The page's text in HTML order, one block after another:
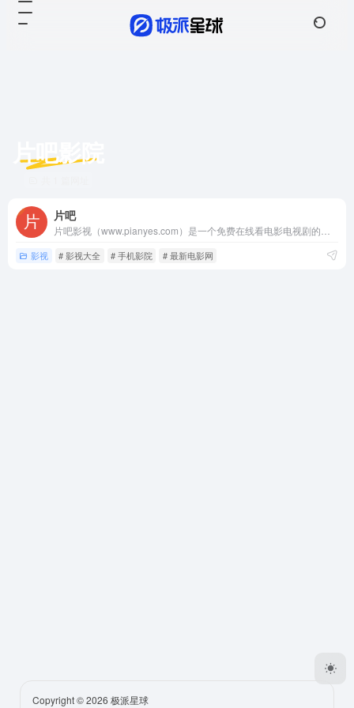
片吧影院
片吧
影视 # 影视大全 # 手机影院 # 最新电影网
Copyright © 2026 极派星球